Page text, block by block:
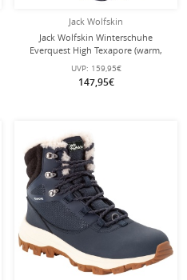
Jack Wolfskin
Jack Wolfskin Winterschuhe
Everquest High Texapore (warm,
wasserdicht, PFC-Frei) grau Damen
UVP: 159,95€
147,95€